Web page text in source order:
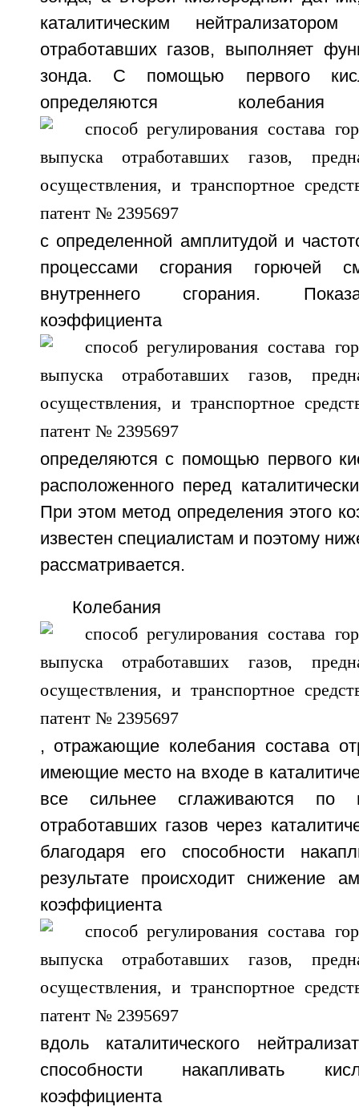
каталитическим
отработавших газов, выполняет
зонда. С помощью первого
определяются колебания
с определенной амплитудой и
процессами сгорания горючей
внутреннего сгорания.
коэффициента
определяются с помощью первого
расположенного перед
При этом метод определения этого
известен специалистам и поэтому
рассматривается.
Колебания
, отражающие колебания состава
имеющие место на входе в
все сильнее сглаживаются по
отработавших газов через
благодаря его способности
результате происходит снижение
коэффициента
вдоль каталитического
способности накапливать
коэффициента